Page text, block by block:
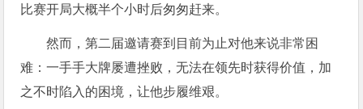
比赛开局大概半个小时后匆匆赶来。
然而，第二届邀请赛到目前为止对他来说非常困
难：一手手大牌屡遭挫败，无法在领先时获得价值，加
之不时陷入的困境，让他步履维艰。